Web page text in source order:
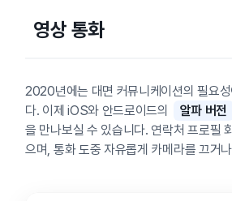
영상 통화
2020년에는 대면 커뮤니케이션의 필요성
다. 이제 iOS와 안드로이드의
알파 버전
을 만나보실 수 있습니다. 연락처 프로필
으며, 통화 도중 자유롭게 카메라를 끄거